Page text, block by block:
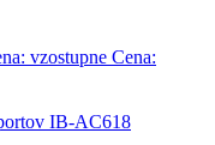
vzostupne Cena: